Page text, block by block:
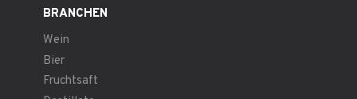
BRANCHEN
Wein
Bier
Fruchtsaft